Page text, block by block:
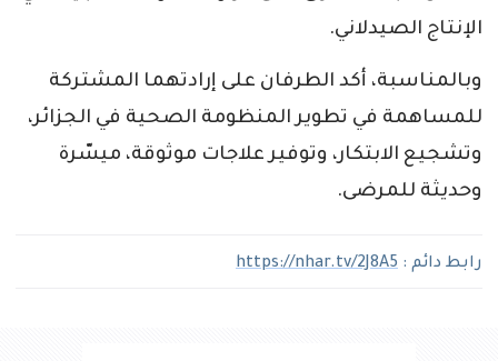
الإنتاج الصيدلاني.
وبالمناسبة، أكد الطرفان على إرادتهما المشتركة
للمساهمة في تطوير المنظومة الصحية في الجزائر،
وتشجيع الابتكار، وتوفير علاجات موثوقة، ميسّرة
وحديثة للمرضى.
رابط دائم : https://nhar.tv/2J8A5